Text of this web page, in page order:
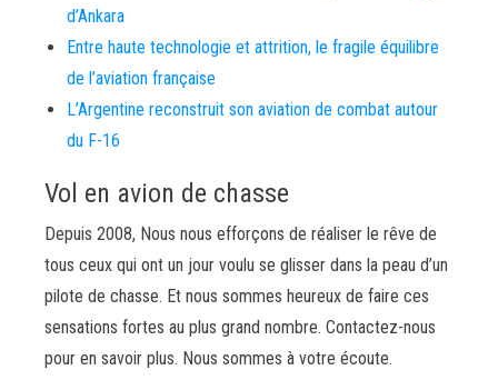
d’Ankara
Entre haute technologie et attrition, le fragile équilibre
de l’aviation française
L’Argentine reconstruit son aviation de combat autour
du F-16
Vol en avion de chasse
Depuis 2008, Nous nous efforçons de réaliser le rêve de
tous ceux qui ont un jour voulu se glisser dans la peau d’un
pilote de chasse. Et nous sommes heureux de faire ces
sensations fortes au plus grand nombre. Contactez-nous
pour en savoir plus. Nous sommes à votre écoute.